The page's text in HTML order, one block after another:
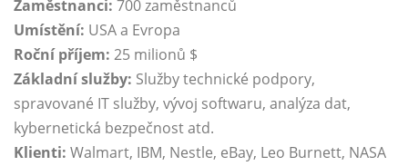
Zaměstnanci: 700 zaměstnanců
Umístění: USA a Evropa
Roční příjem: 25 milionů $
Základní služby: Služby technické podpory,
spravované IT služby, vývoj softwaru, analýza dat,
kybernetická bezpečnost atd.
Klienti: Walmart, IBM, Nestle, eBay, Leo Burnett, NASA